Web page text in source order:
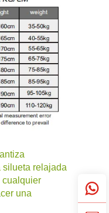
silueta relajada
cualquier
una